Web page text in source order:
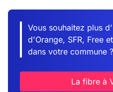
Vous souhaitez plus
d'Orange, SFR, Free
dans votre commune ?
La fibre à